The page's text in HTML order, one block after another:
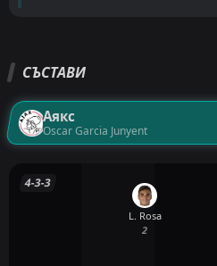
СЪСТАВИ
Аякс
Oscar Garcia Junyent
4-3-3
L. Rosa
2